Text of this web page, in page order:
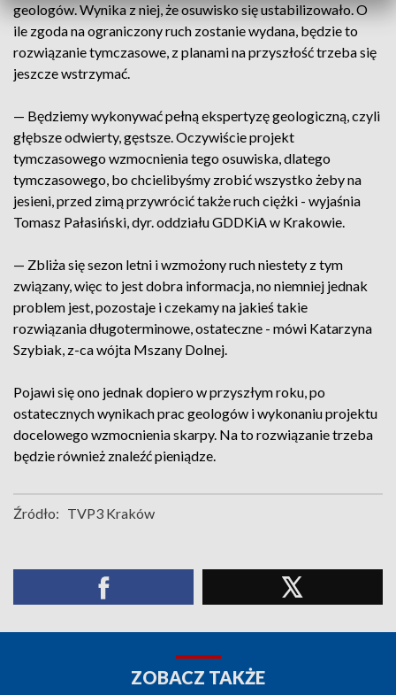
geologów. Wynika z niej, że osuwisko się ustabilizowało. O
ile zgoda na ograniczony ruch zostanie wydana, będzie to
rozwiązanie tymczasowe, z planami na przyszłość trzeba się
jeszcze wstrzymać.
— Będziemy wykonywać pełną ekspertyzę geologiczną, czyli
głębsze odwierty, gęstsze. Oczywiście projekt
tymczasowego wzmocnienia tego osuwiska, dlatego
tymczasowego, bo chcielibyśmy zrobić wszystko żeby na
jesieni, przed zimą przywrócić także ruch ciężki - wyjaśnia
Tomasz Pałasiński, dyr. oddziału GDDKiA w Krakowie.
— Zbliża się sezon letni i wzmożony ruch niestety z tym
związany, więc to jest dobra informacja, no niemniej jednak
problem jest, pozostaje i czekamy na jakieś takie
rozwiązania długoterminowe, ostateczne - mówi Katarzyna
Szybiak, z-ca wójta Mszany Dolnej.
Pojawi się ono jednak dopiero w przyszłym roku, po
ostatecznych wynikach prac geologów i wykonaniu projektu
docelowego wzmocnienia skarpy. Na to rozwiązanie trzeba
będzie również znaleźć pieniądze.
Źródło: TVP3 Kraków
ZOBACZ TAKŻE